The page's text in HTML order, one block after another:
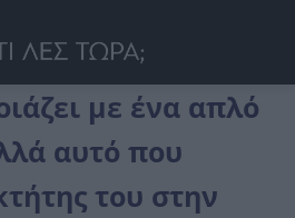
με ένα απλό
αυτό που
του στην